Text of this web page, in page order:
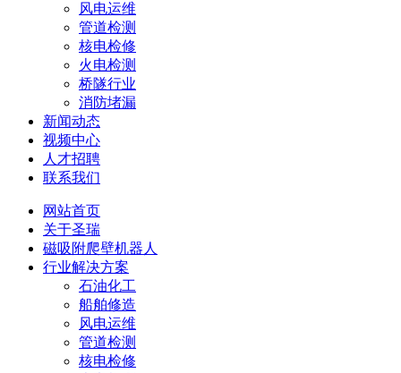
风电运维
管道检测
核电检修
火电检测
桥隧行业
消防堵漏
新闻动态
视频中心
人才招聘
联系我们
网站首页
关于圣瑞
磁吸附爬壁机器人
行业解决方案
石油化工
船舶修造
风电运维
管道检测
核电检修